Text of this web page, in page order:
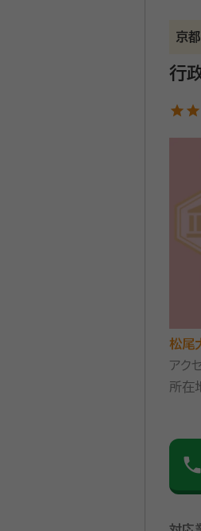
ご安心ください。 特に、相
気
京
行
star star
松尾
アク
所在
phone